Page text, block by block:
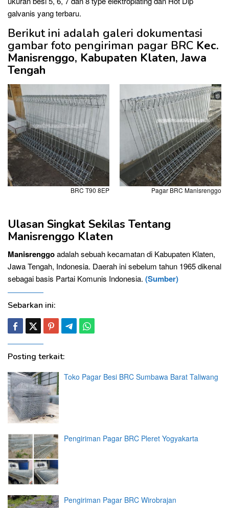
galvanis yang terbaru.
Berikut ini adalah galeri dokumentasi
gambar foto pengiriman pagar BRC Kec.
Manisrenggo, Kabupaten Klaten, Jawa
Tengah
BRC T90 8EP Pagar BRC Manisrenggo
Ulasan Singkat Sekilas Tentang
Manisrenggo Klaten
Manisrenggoadalah sebuah kecamatan di Kabupaten Klaten,
Jawa Tengah, Indonesia. Daerah ini sebelum tahun 1965 dikenal
sebagai basis Partai Komunis Indonesia. (Sumber)
Sebarkan ini:
Posting terkait:
Toko Pagar Besi BRC Sumbawa Barat Taliwang
Pengiriman Pagar BRC Pleret Yogyakarta
Pengiriman Pagar BRC Wirobrajan